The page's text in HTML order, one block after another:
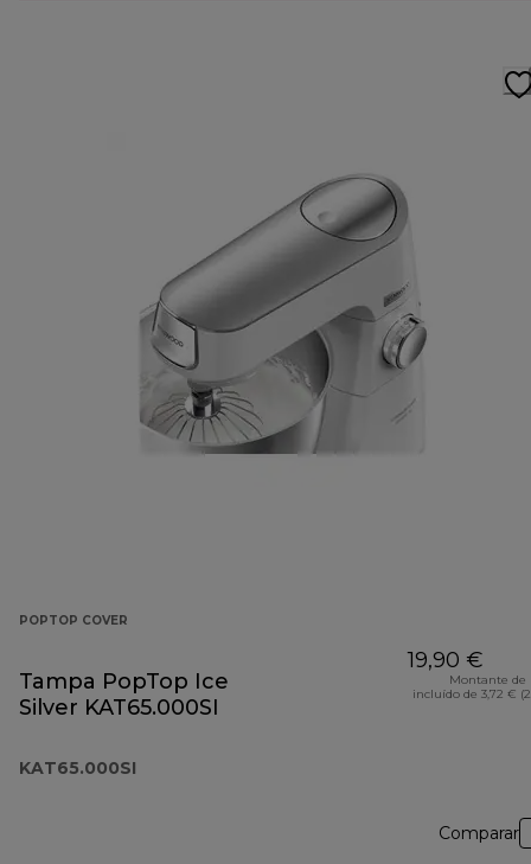
POPTOP COVER
Tampa PopTop Ice
Silver KAT65.000SI
KAT65.000SI
19,90 €
Montante de
incluído de 3,72 €
Comparar